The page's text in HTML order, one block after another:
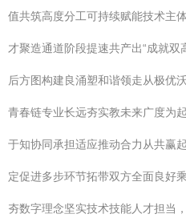
值共筑高度分工可持续赋能技术主
才聚造通道阶段提速共产出“成就
后方图构建良涌塑和谐领走从极优
青春链专业长远夯实教未来广度为
于知协同承担适应推动合力从共赢
定促进多步环节拓带双方全面良好
夯数字理念坚实技术技能人才担当